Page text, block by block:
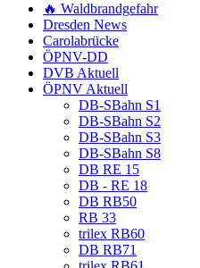
🔥 Waldbrandgefahr
Dresden News
Carolabrücke
ÖPNV-DD
DVB Aktuell
ÖPNV Aktuell
DB-SBahn S1
DB-SBahn S2
DB-SBahn S3
DB-SBahn S8
DB RE 15
DB - RE 18
DB RB50
RB 33
trilex RB60
DB RB71